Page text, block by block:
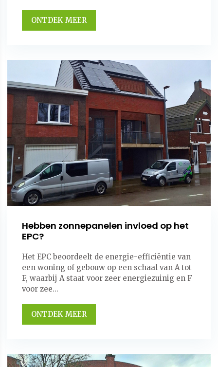
ONTDEK MEER
Hebben zonnepanelen invloed op het
EPC?
Het EPC beoordeelt de energie-efficiëntie van
een woning of gebouw op een schaal van A tot
F, waarbij A staat voor zeer energiezuinig en F
voor zee...
ONTDEK MEER